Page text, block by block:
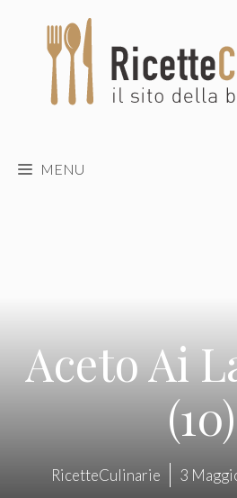
contenuto
MENU
Aceto Ai
(10)
RicetteCulinarie 3